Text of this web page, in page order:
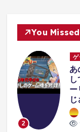
You Missed
2
ゲ
あ
ー
じ